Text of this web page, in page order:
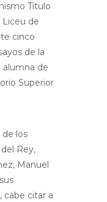
Título
Liceu de
cinco
de la
alumna de
Superior
de los
Rey,
Manuel
cabe citar a